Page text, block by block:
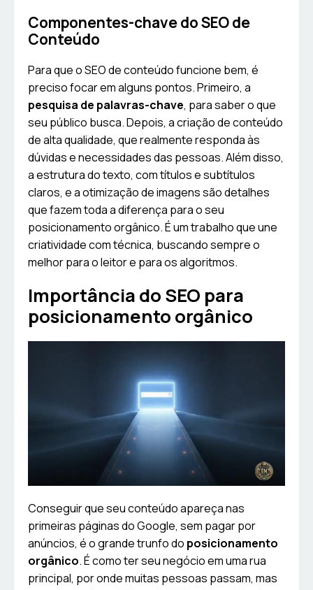
Componentes-chave do SEO de
Conteúdo
Para que o SEO de conteúdo funcione bem, é
preciso focar em alguns pontos. Primeiro, a
pesquisa de palavras-chave, para saber o que
seu público busca. Depois, a criação de conteúdo
de alta qualidade, que realmente responda às
dúvidas e necessidades das pessoas. Além disso,
a estrutura do texto, com títulos e subtítulos
claros, e a otimização de imagens são detalhes
que fazem toda a diferença para o seu
posicionamento orgânico. É um trabalho que une
criatividade com técnica, buscando sempre o
melhor para o leitor e para os algoritmos.
Importância do SEO para
posicionamento orgânico
Conseguir que seu conteúdo apareça nas
primeiras páginas do Google, sem pagar por
anúncios, é o grande trunfo do posicionamento
orgânico. É como ter seu negócio em uma rua
principal, por onde muitas pessoas passam, mas